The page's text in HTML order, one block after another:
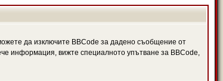
да изключите BBCode за дадено съобщение от
информация, вижте специалното упътване за BBCode,